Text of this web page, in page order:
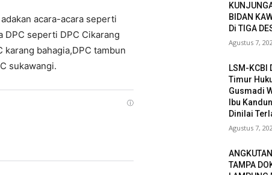
acara-acara seperti
seperti DPC Cikarang
karang bahagia,DPC tambun
sukawangi.
ⓘ
BIDAN
Di TIGA
Agustus 7,
LSM-KCBI
Timur
Gusmadi
Ibu
Dinilai
Agustus 7,
TAMPA